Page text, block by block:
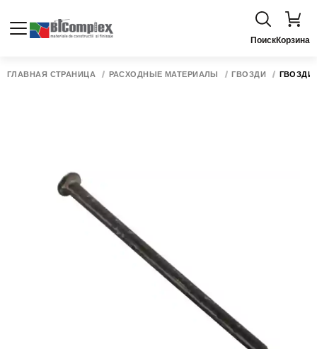
ПоискКорзина
ГЛАВНАЯ СТРАНИЦА РАСХОДНЫЕ МАТЕРИАЛЫ ГВОЗДИ ГВОЗДИ